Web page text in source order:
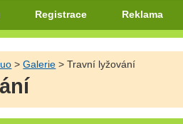
Registrace Reklama
>Galerie > Travní lyžování